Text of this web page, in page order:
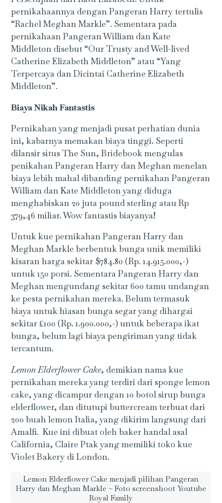
pernikahaannya dengan Pangeran Harry tertulis
“Rachel Meghan Markle”. Sementara pada
pernikahaan Pangeran William dan Kate
Middleton disebut “Our Trusty and Well-lived
Catherine Elizabeth Middleton” atau “Yang
Terpercaya dan Dicintai Catherine Elizabeth
Middleton”.
Biaya Nikah Fantastis
Pernikahan yang menjadi pusat perhatian dunia
ini, kabarnya memakan biaya tinggi. Seperti
dilansir situs The Sun, Bridebook mengulas
penikahan Pangeran Harry dan Meghan menelan
biaya lebih mahal dibanding pernikahan Pangeran
William dan Kate Middleton yang diduga
menghabiskan 20 juta pound sterling atau Rp
379,46 miliar. Wow fantastis biayanya!
Untuk kue pernikahan Pangeran Harry dan
Meghan Markle berbentuk bunga unik memiliki
kisaran harga sekitar $784.80 (Rp. 14.915.000,-)
untuk 150 porsi. Sementara Pangeran Harry dan
Meghan mengundang sekitar 600 tamu undangan
ke pesta pernikahan mereka. Belum termasuk
biaya untuk hiasan bunga segar yang dihargai
sekitar ₤100 (Rp. 1.900.000,-) untuk beberapa ikat
bunga, belum lagi biaya pengiriman yang tidak
tercantum.
Lemon Elderflower Cake, demikian nama kue
pernikahan mereka yang terdiri dari sponge lemon
cake, yang dicampur dengan 10 botol sirup bunga
elderflower, dan ditutupi buttercream terbuat dari
200 buah lemon Italia, yang dikirim langsung dari
Amalfi. Kue ini dibuat oleh baker handal asal
California, Claire Ptak yang memiliki toko kue
Violet Bakery di London.
Lemon Elderflower Cake menjadi pilihan Pangeran
Harry dan Meghan Markle – Foto screenshoot Youtube
Royal Family